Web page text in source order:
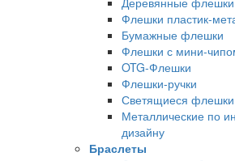
Флешки пластик-
Бумажные флешки
Флешки с мини-
OTG-Флешки
Флешки-ручки
Светящиеся флешки
Металлические по
дизайну
Браслеты